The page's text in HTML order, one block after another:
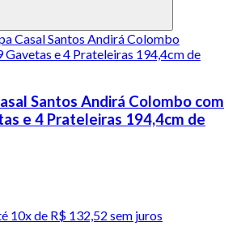
Santos Andirá Colombo com
e 4 Prateleiras 194,4cm de
10x de R$ 132,52 sem juros